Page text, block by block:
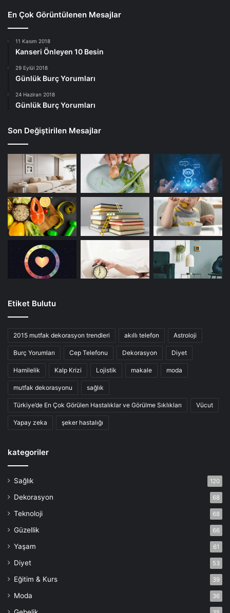
En Çok Görüntülenen Mesajlar
11 Kasım 2018
Kanseri Önleyen 10 Besin
29 Eylül 2018
Günlük Burç Yorumları
24 Haziran 2018
Günlük Burç Yorumları
Son Değiştirilen Mesajlar
Etiket Bulutu
2015 mutfak dekorasyon trendleri akıllı telefon Astroloji
Burç Yorumları Cep Telefonu Dekorasyon Diyet
Hamilelik Kalp Krizi Lojistik makale moda
mutfak dekorasyonu sağlık
Türkiye’de En Çok Görülen Hastalıklar ve Görülme Sıklıkları Vücut
Yapay zeka şeker hastalığı
kategoriler
Sağlık 120
Dekorasyon 68
Teknoloji 68
Güzellik 66
Yaşam 61
Diyet 53
Eğitim & Kurs 39
Moda 36